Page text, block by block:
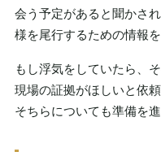
会う予定があると聞かさ
様を尾行するための情報
もし浮気をしていたら、
現場の証拠がほしいと依
そちらについても準備を